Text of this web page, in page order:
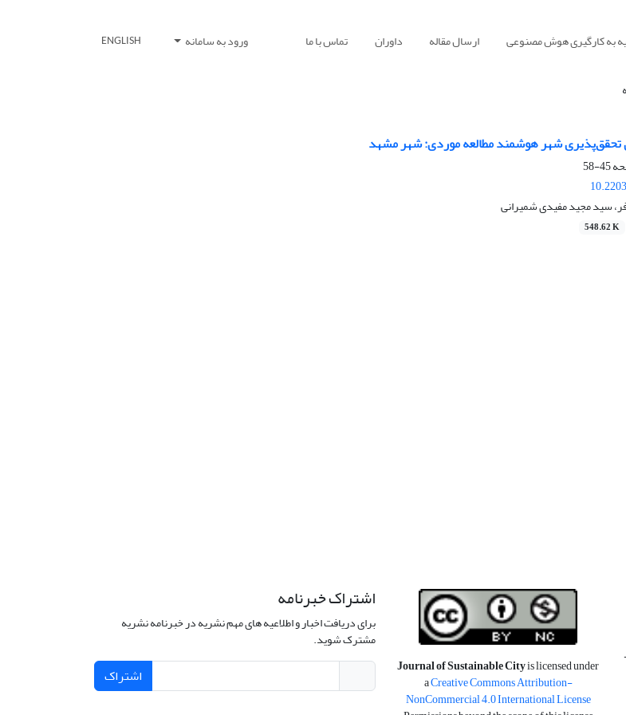
به کارگیری هوش مصنوعی ارسال مقاله داوران تماس با ما ورود به سامانه ENGLISH
شهر هوشمند مطالعه موردی: شهر مشهد
45-58
سید مجید مفیدی شمیرانی
548.62 K
Journal of Sustainable Cityis licensed under
aCreative Commons Attribution-
NonCommercial 4.0 International License
اشتراک خبرنامه
برای دریافت اخبار و اطلاعیه های مهم نشریه در خبرنامه نشریه
مشترک شوید.
اشتراک